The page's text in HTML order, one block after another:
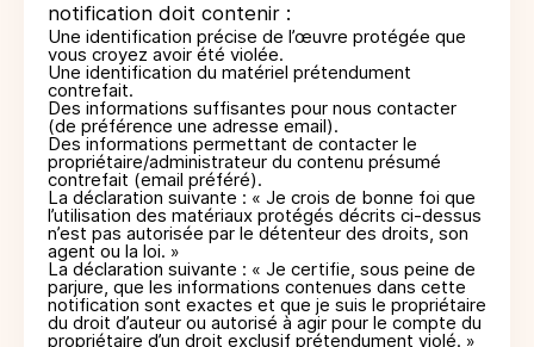
notification doit contenir :
Une identification précise de l’œuvre protégée que
vous croyez avoir été violée.
Une identification du matériel prétendument
contrefait.
Des informations suffisantes pour nous contacter
(de préférence une adresse email).
Des informations permettant de contacter le
propriétaire/administrateur du contenu présumé
contrefait (email préféré).
La déclaration suivante : « Je crois de bonne foi que
l’utilisation des matériaux protégés décrits ci-dessus
n’est pas autorisée par le détenteur des droits, son
agent ou la loi. »
La déclaration suivante : « Je certifie, sous peine de
parjure, que les informations contenues dans cette
notification sont exactes et que je suis le propriétaire
du droit d’auteur ou autorisé à agir pour le compte du
propriétaire d’un droit exclusif prétendument violé. »